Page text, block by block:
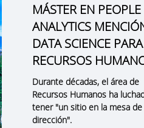
MÁSTER EN PEOPLE
ANALYTICS
DATA SCIENCE PARA
RECURSOS
Durante décadas, el área de
Recursos Humanos ha
tener "un sitio en la mesa de
dirección".